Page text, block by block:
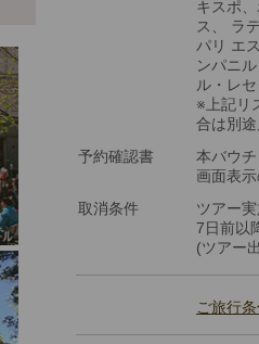
キスポ
ス、 ラ
パリ エ
ンパニ
ル・レセ
※上記リ
合は別
予約確認書
本バウ
画面表
取消条件
ツアー
7日前以
(ツアー
ご旅行